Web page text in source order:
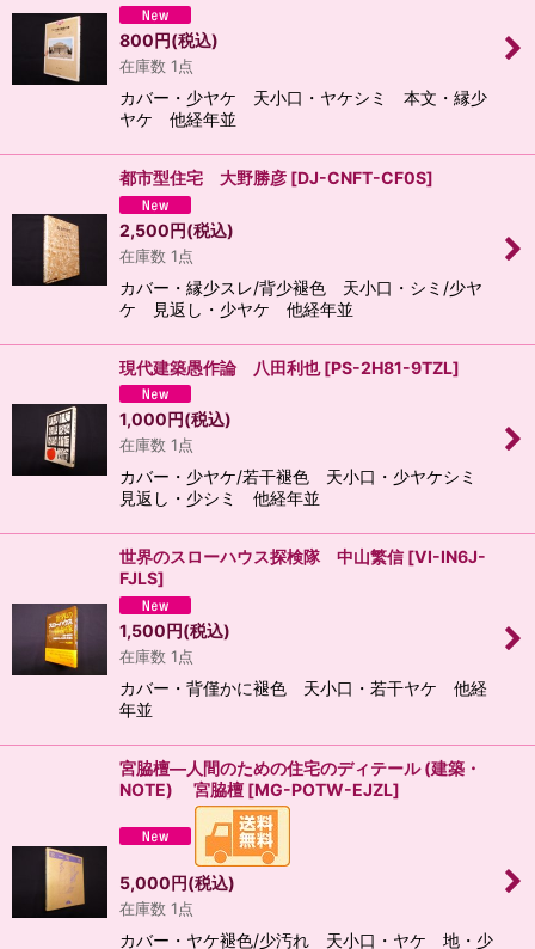
800円(税込)
在庫数 1点
カバー・少ヤケ 天小口・ヤケシミ 本文・縁少
ヤケ 他経年並
都市型住宅 大野勝彦 [DJ-CNFT-CF0S]
2,500円(税込)
在庫数 1点
カバー・縁少スレ/背少褪色 天小口・シミ/少ヤ
ケ 見返し・少ヤケ 他経年並
現代建築愚作論 八田利也 [PS-2H81-9TZL]
1,000円(税込)
在庫数 1点
カバー・少ヤケ/若干褪色 天小口・少ヤケシミ
見返し・少シミ 他経年並
世界のスローハウス探検隊 中山繁信 [VI-IN6J-
FJLS]
1,500円(税込)
在庫数 1点
カバー・背僅かに褪色 天小口・若干ヤケ 他経
年並
宮脇檀―人間のための住宅のディテール (建築・
NOTE) 宮脇檀 [MG-POTW-EJZL]
5,000円(税込)
在庫数 1点
カバー・ヤケ褪色/少汚れ 天小口・ヤケ 地・少